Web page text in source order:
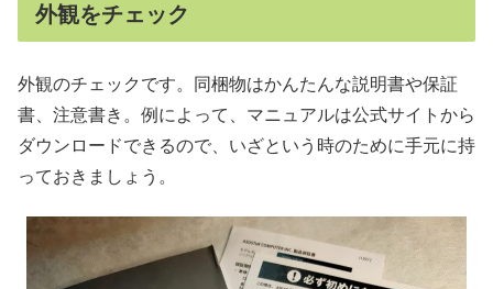
外観をチェック
外観のチェックです。同梱物はかんたんな説明書や保証
書、注意書き。例によって、マニュアルは公式サイトから
ダウンロードできるので、いざという時のために手元に持
っておきましょう。